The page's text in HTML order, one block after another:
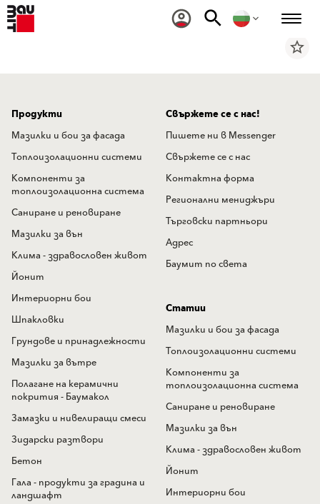
star_border
Продукти
Мазилки и бои за фасада
Топлоизолационни системи
Компоненти за
топлоизолационна система
Саниране и реновиране
Мазилки за вън
Клима - здравословен живот
Йонит
Интериорни бои
Шпакловки
Грундове и принадлежности
Мазилки за вътре
Полагане на керамични
покрития - Баумакол
Замазки и нивелиращи смеси
Зидарски разтвори
Бетон
Гала - продукти за градина и
ландшафт
Свържете се с нас!
Пишете ни в Messenger
Свържете се с нас
Контактна форма
Регионални мениджъри
Търговски партньори
Адрес
Баумит по света
Статии
Мазилки и бои за фасада
Топлоизолационни системи
Компоненти за
топлоизолационна система
Саниране и реновиране
Мазилки за вън
Клима - здравословен живот
Йонит
Интериорни бои